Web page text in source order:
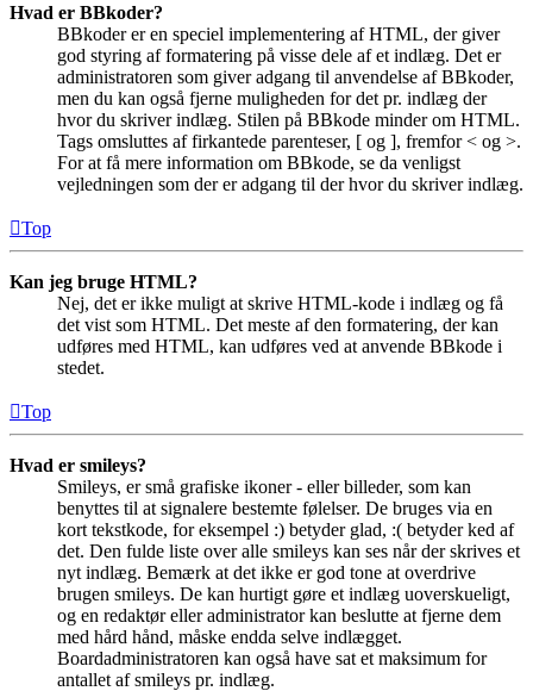
Hvad er BBkoder?
BBkoder er en speciel implementering af HTML, der giver
god styring af formatering på visse dele af et indlæg. Det er
administratoren som giver adgang til anvendelse af BBkoder,
men du kan også fjerne muligheden for det pr. indlæg der
hvor du skriver indlæg. Stilen på BBkode minder om HTML.
Tags omsluttes af firkantede parenteser, [ og ], fremfor < og >.
For at få mere information om BBkode, se da venligst
vejledningen som der er adgang til der hvor du skriver indlæg.
Top
Kan jeg bruge HTML?
Nej, det er ikke muligt at skrive HTML-kode i indlæg og få
det vist som HTML. Det meste af den formatering, der kan
udføres med HTML, kan udføres ved at anvende BBkode i
stedet.
Top
Hvad er smileys?
Smileys, er små grafiske ikoner - eller billeder, som kan
benyttes til at signalere bestemte følelser. De bruges via en
kort tekstkode, for eksempel :) betyder glad, :( betyder ked af
det. Den fulde liste over alle smileys kan ses når der skrives et
nyt indlæg. Bemærk at det ikke er god tone at overdrive
brugen smileys. De kan hurtigt gøre et indlæg uoverskueligt,
og en redaktør eller administrator kan beslutte at fjerne dem
med hård hånd, måske endda selve indlægget.
Boardadministratoren kan også have sat et maksimum for
antallet af smileys pr. indlæg.